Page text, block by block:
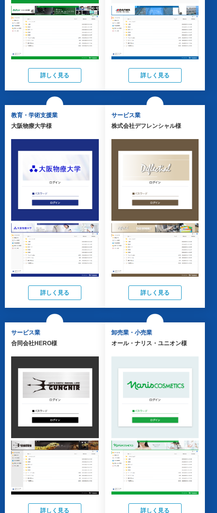
詳しく見る 詳しく見る
教育・学術支援業
大阪物療大学様
詳しく見る
サービス業
株式会社デフレンシャル様
詳しく見る
サービス業
合同会社HERO様
詳しく見る
卸売業・小売業
オール・ナリス・ユニオン様
詳しく見る